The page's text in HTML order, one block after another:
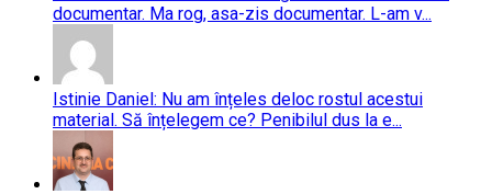
documentar. Ma rog, asa-zis documentar. L-am v...
Istinie Daniel: Nu am înțeles deloc rostul acestui
material. Să înțelegem ce? Penibilul dus la e...